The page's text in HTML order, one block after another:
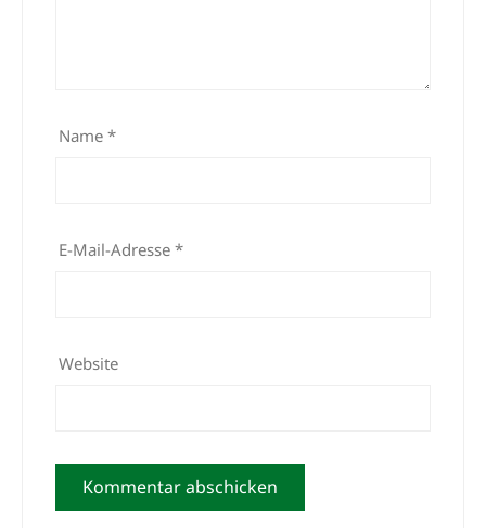
Name *
E-Mail-Adresse *
Website